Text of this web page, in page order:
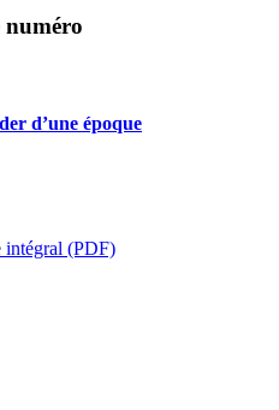
numéro
d’une époque
intégral (PDF)